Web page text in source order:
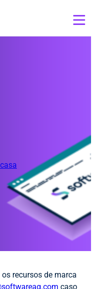
recursos de marca
caso